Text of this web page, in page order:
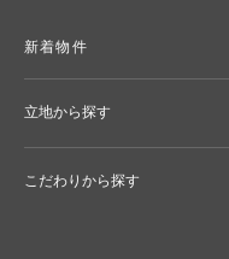
新着物件
立地から探す
こだわりから探す